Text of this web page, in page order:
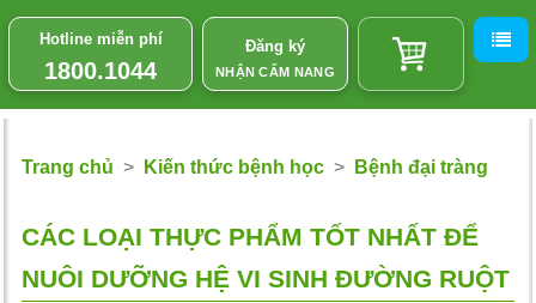
Hotline miễn phí
1800.1044
Đăng ký
NHẬN CẨM NANG
Trang chủ Kiến thức bệnh học Bệnh đại tràng
CÁC LOẠI THỰC PHẨM TỐT NHẤT ĐỂ
NUÔI DƯỠNG HỆ VI SINH ĐƯỜNG RUỘT